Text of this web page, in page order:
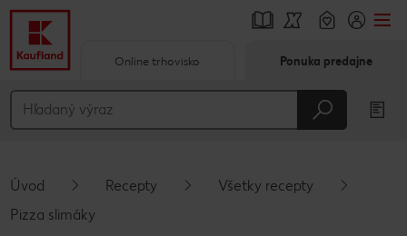
Hlavný obsah
Vyskakovací bočný panel
Online trhovisko Ponuka predajne
Úvod Recepty
Všetky recepty
Pizza slimáky